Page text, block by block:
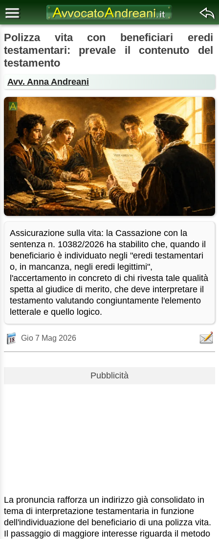
Polizza vita con beneficiari eredi
testamentari: prevale il contenuto del
testamento
Avv. Anna Andreani
Assicurazione sulla vita: la Cassazione con la
sentenza n. 10382/2026 ha stabilito che, quando il
beneficiario è individuato negli "eredi testamentari
o, in mancanza, negli eredi legittimi",
l'accertamento in concreto di chi rivesta tale qualità
spetta al giudice di merito, che deve interpretare il
testamento valutando congiuntamente l'elemento
letterale e quello logico.
Gio 7 Mag 2026
Pubblicità
La pronuncia rafforza un indirizzo già consolidato in
tema di interpretazione testamentaria in funzione
dell'individuazione del beneficiario di una polizza vita.
Il passaggio di maggiore interesse riguarda il metodo